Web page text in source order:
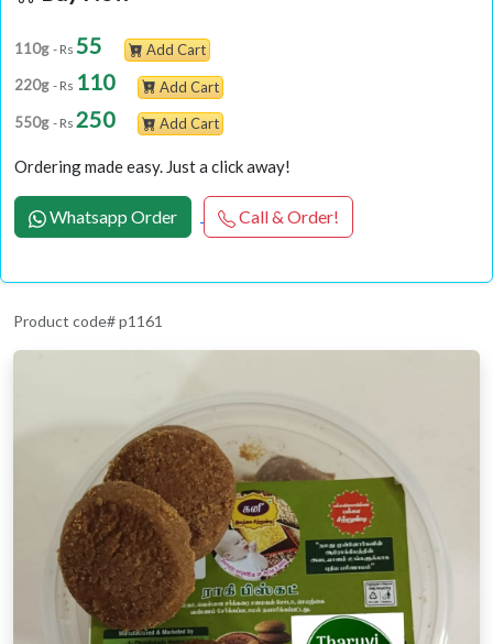
110g - Rs 55
Add Cart
220g - Rs 110
Add Cart
550g - Rs 250 Add Cart
Ordering made easy. Just a click away!
Whatsapp Order Call & Order!
Product code# p1161